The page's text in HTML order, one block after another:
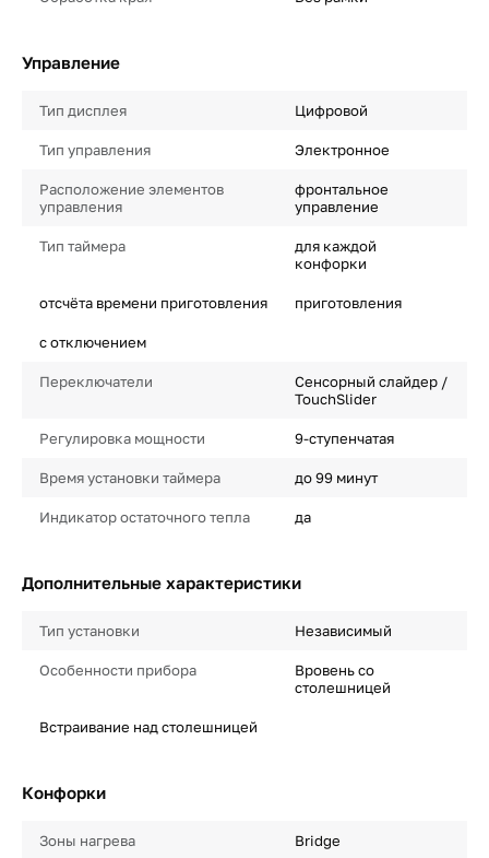
Управление
Тип дисплея Цифровой
Тип управления Электронное
Расположение элементов
управления
фронтальное
управление
Тип таймера
для каждой
конфорки
отсчёта времени приготовления приготовления
с отключением
Переключатели
Сенсорный слайдер /
TouchSlider
Регулировка мощности 9-ступенчатая
Время установки таймера до 99 минут
Индикатор остаточного тепла да
Дополнительные характеристики
Тип установки Независимый
Особенности прибора
Вровень со
столешницей
Встраивание над столешницей
Конфорки
Зоны нагрева Bridge